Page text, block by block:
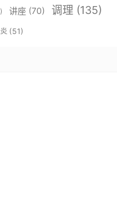
讲座 (70) 调理 (135)
(51)